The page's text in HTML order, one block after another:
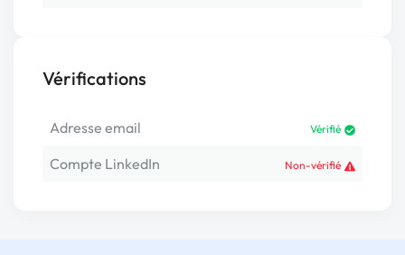
Vérifications
Adresse email Vérifié
Compte LinkedIn Non-vérifié